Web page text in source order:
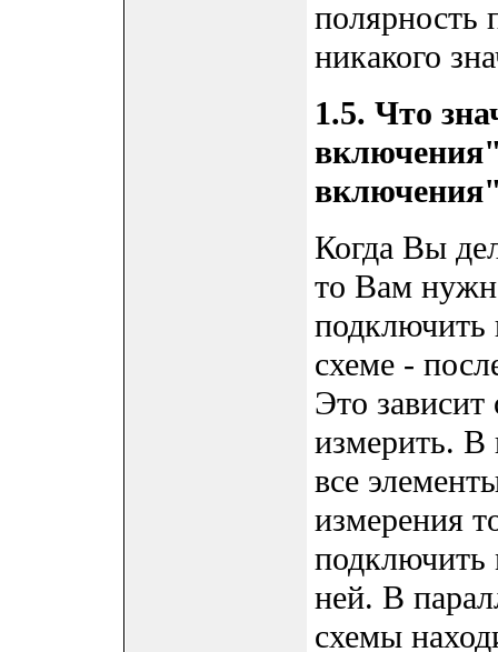
полярность
никакого
1.5. Что
Когда Вы
то Вам
схеме -
Это
измерить. В
все
измерения
подключить
ней. В
схемы